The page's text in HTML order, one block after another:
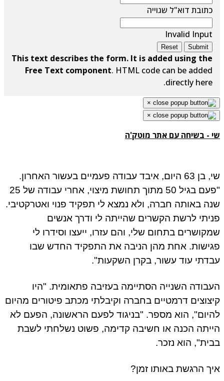
כתובת דוא"ל שגוייה
Invalid Input
Submit
Reset
This text describes the form. It is added using the
Free Text component. HTML code can be added
directly here.
×
×
שי - בשיחה עם אתר מוטק'ה
שי, בן 63 היום, איבד עבודה פעמיים בעשור האחרון.
"פעם בגיל 50 מתוך תחושת מיצוי, אחרי עבודה של 25
שנה באותה חברה, ולא נמצא לי תפקיד פנוי ואטרקטיבי.
פניתי לרשת הקשרים שהייתה לי ודרך אנשים
שמקושרים בתחום שלי, והם עזרו, ייעצו וסידרו לי
פגישות. אחת מהן הניבה את התפקיד החדש שבו
עבדתי עוד עשור, בקרן השקעות".
העבודה השנייה הסתיימה בעזיבה פתאומית. "היו
קיצוצים דרמטיים בחברה וקיבלתי מכתב פיטורים מהיום
להיום", הוא מספר. "בניגוד לפעם הראשונה, הפעם לא
הייתה הכנה או חשיבה קדימה, פשוט נשלחתי לשבת
בבית", הוא נזכר.
איך הרגשת באותו זמן?